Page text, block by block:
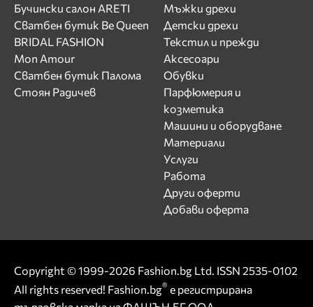
Бучински салон ARETI
Сватбен бутик Be Queen
BRIDAL FASHION
Mon Amour
Сватбен бутик Палома
Стоян Радичев
Мъжки дрехи
Детски дрехи
Текстил и прежди
Аксесоари
Обувки
Парфюмерия и
козметика
Машини и оборудване
Материали
Услуги
Работа
Други оферти
Добави оферта
Copyright © 1999-2026 Fashion.bg Ltd. ISSN 2535-0102
All rights reserved! Fashion.bg® е регистрирана